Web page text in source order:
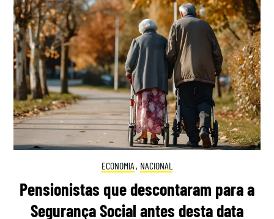
ECONOMIA , NACIONAL
Pensionistas que descontaram para a
Segurança Social antes desta data